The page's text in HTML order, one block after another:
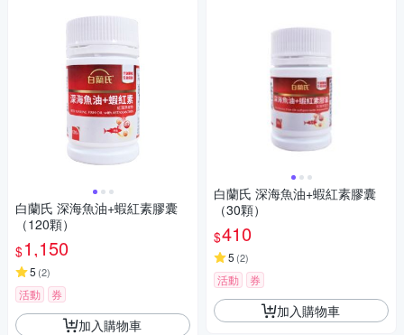
白蘭氏 深海魚油+蝦紅素膠囊
（120顆）
$1,150
5 (2)
活動 券
加入購物車
白蘭氏 深海魚油+蝦紅素膠囊
（30顆）
$410
5 (2)
活動 券
加入購物車